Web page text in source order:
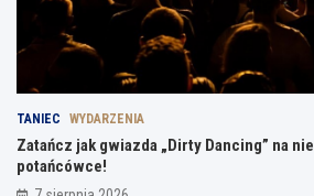
TANIEC WYDARZENIA
Zatańcz jak gwiazda „Dirty Dancing” na
potańcówce!